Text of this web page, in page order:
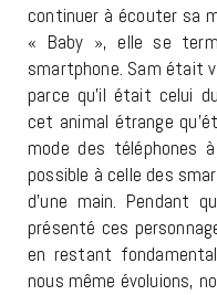
continuer à écouter sa
« Baby », elle se
smartphone. Sam était
parce qu’il était celui
cet animal étrange
mode des téléphones
possible à celle des
d’une main. Pendant
présenté ces
en restant
nous même évoluions,